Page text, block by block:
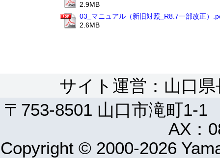
2.9MB
03_マニュアル（新旧対照_R8.7一部改正）
2.6MB
サイト運営：山口
〒753-8501 山口市滝町1-
AX：
Copyright © 2000-2026